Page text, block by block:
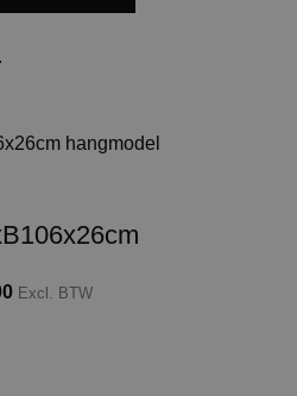
Excl. BTW